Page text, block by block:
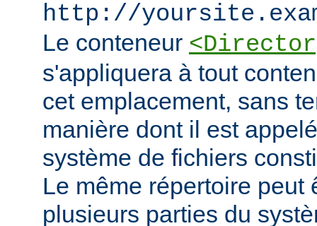
http://
Le conteneur
s'appliquera à tout
cet emplacement, sans
manière dont il est
système de fichiers
Le même répertoire peut
plusieurs parties du